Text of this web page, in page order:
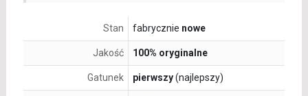
Stan fabrycznie nowe
Jakość 100% oryginalne
Gatunek pierwszy(najlepszy)